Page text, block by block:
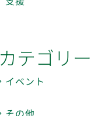
カテゴリー
イベント
その他